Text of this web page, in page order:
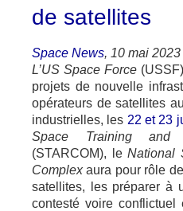
de satellites
Space News, 10 mai 2023
L’US Space Force
projets de nouvelle
opérateurs de satellites
industrielles, les 22 et 23
Space Training and
(STARCOM), leNational
Complexaura pour rôle
satellites, les préparer à
contesté voire